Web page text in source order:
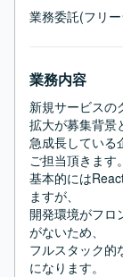
業務委託(フリ
業務内容
新規サービスの
拡大が募集背景
急成長している
ご担当頂きます。
基本的には
ますが、
開発環境がフロ
がないため、
フルスタック的
になります。